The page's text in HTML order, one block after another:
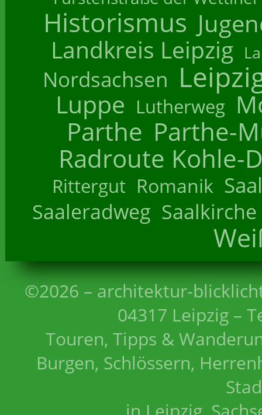
Historismus
Landkreis Leipzig
Nordsachsen
Luppe Lutherweg
Parthe Parthe-
Radroute Kohle-
Rittergut Romanik
Saaleradweg Saalkirche
©2026 – architektur-
04317 Leipzig –
Touren, Tipps &
Burgen, Schlössern,